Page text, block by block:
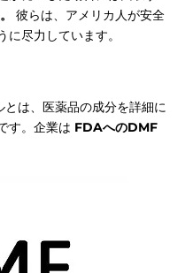
彼らは、アメリカ人が安全
尽力しています。
とは、医薬品の成分を詳細に
す。企業は FDAへのDMF